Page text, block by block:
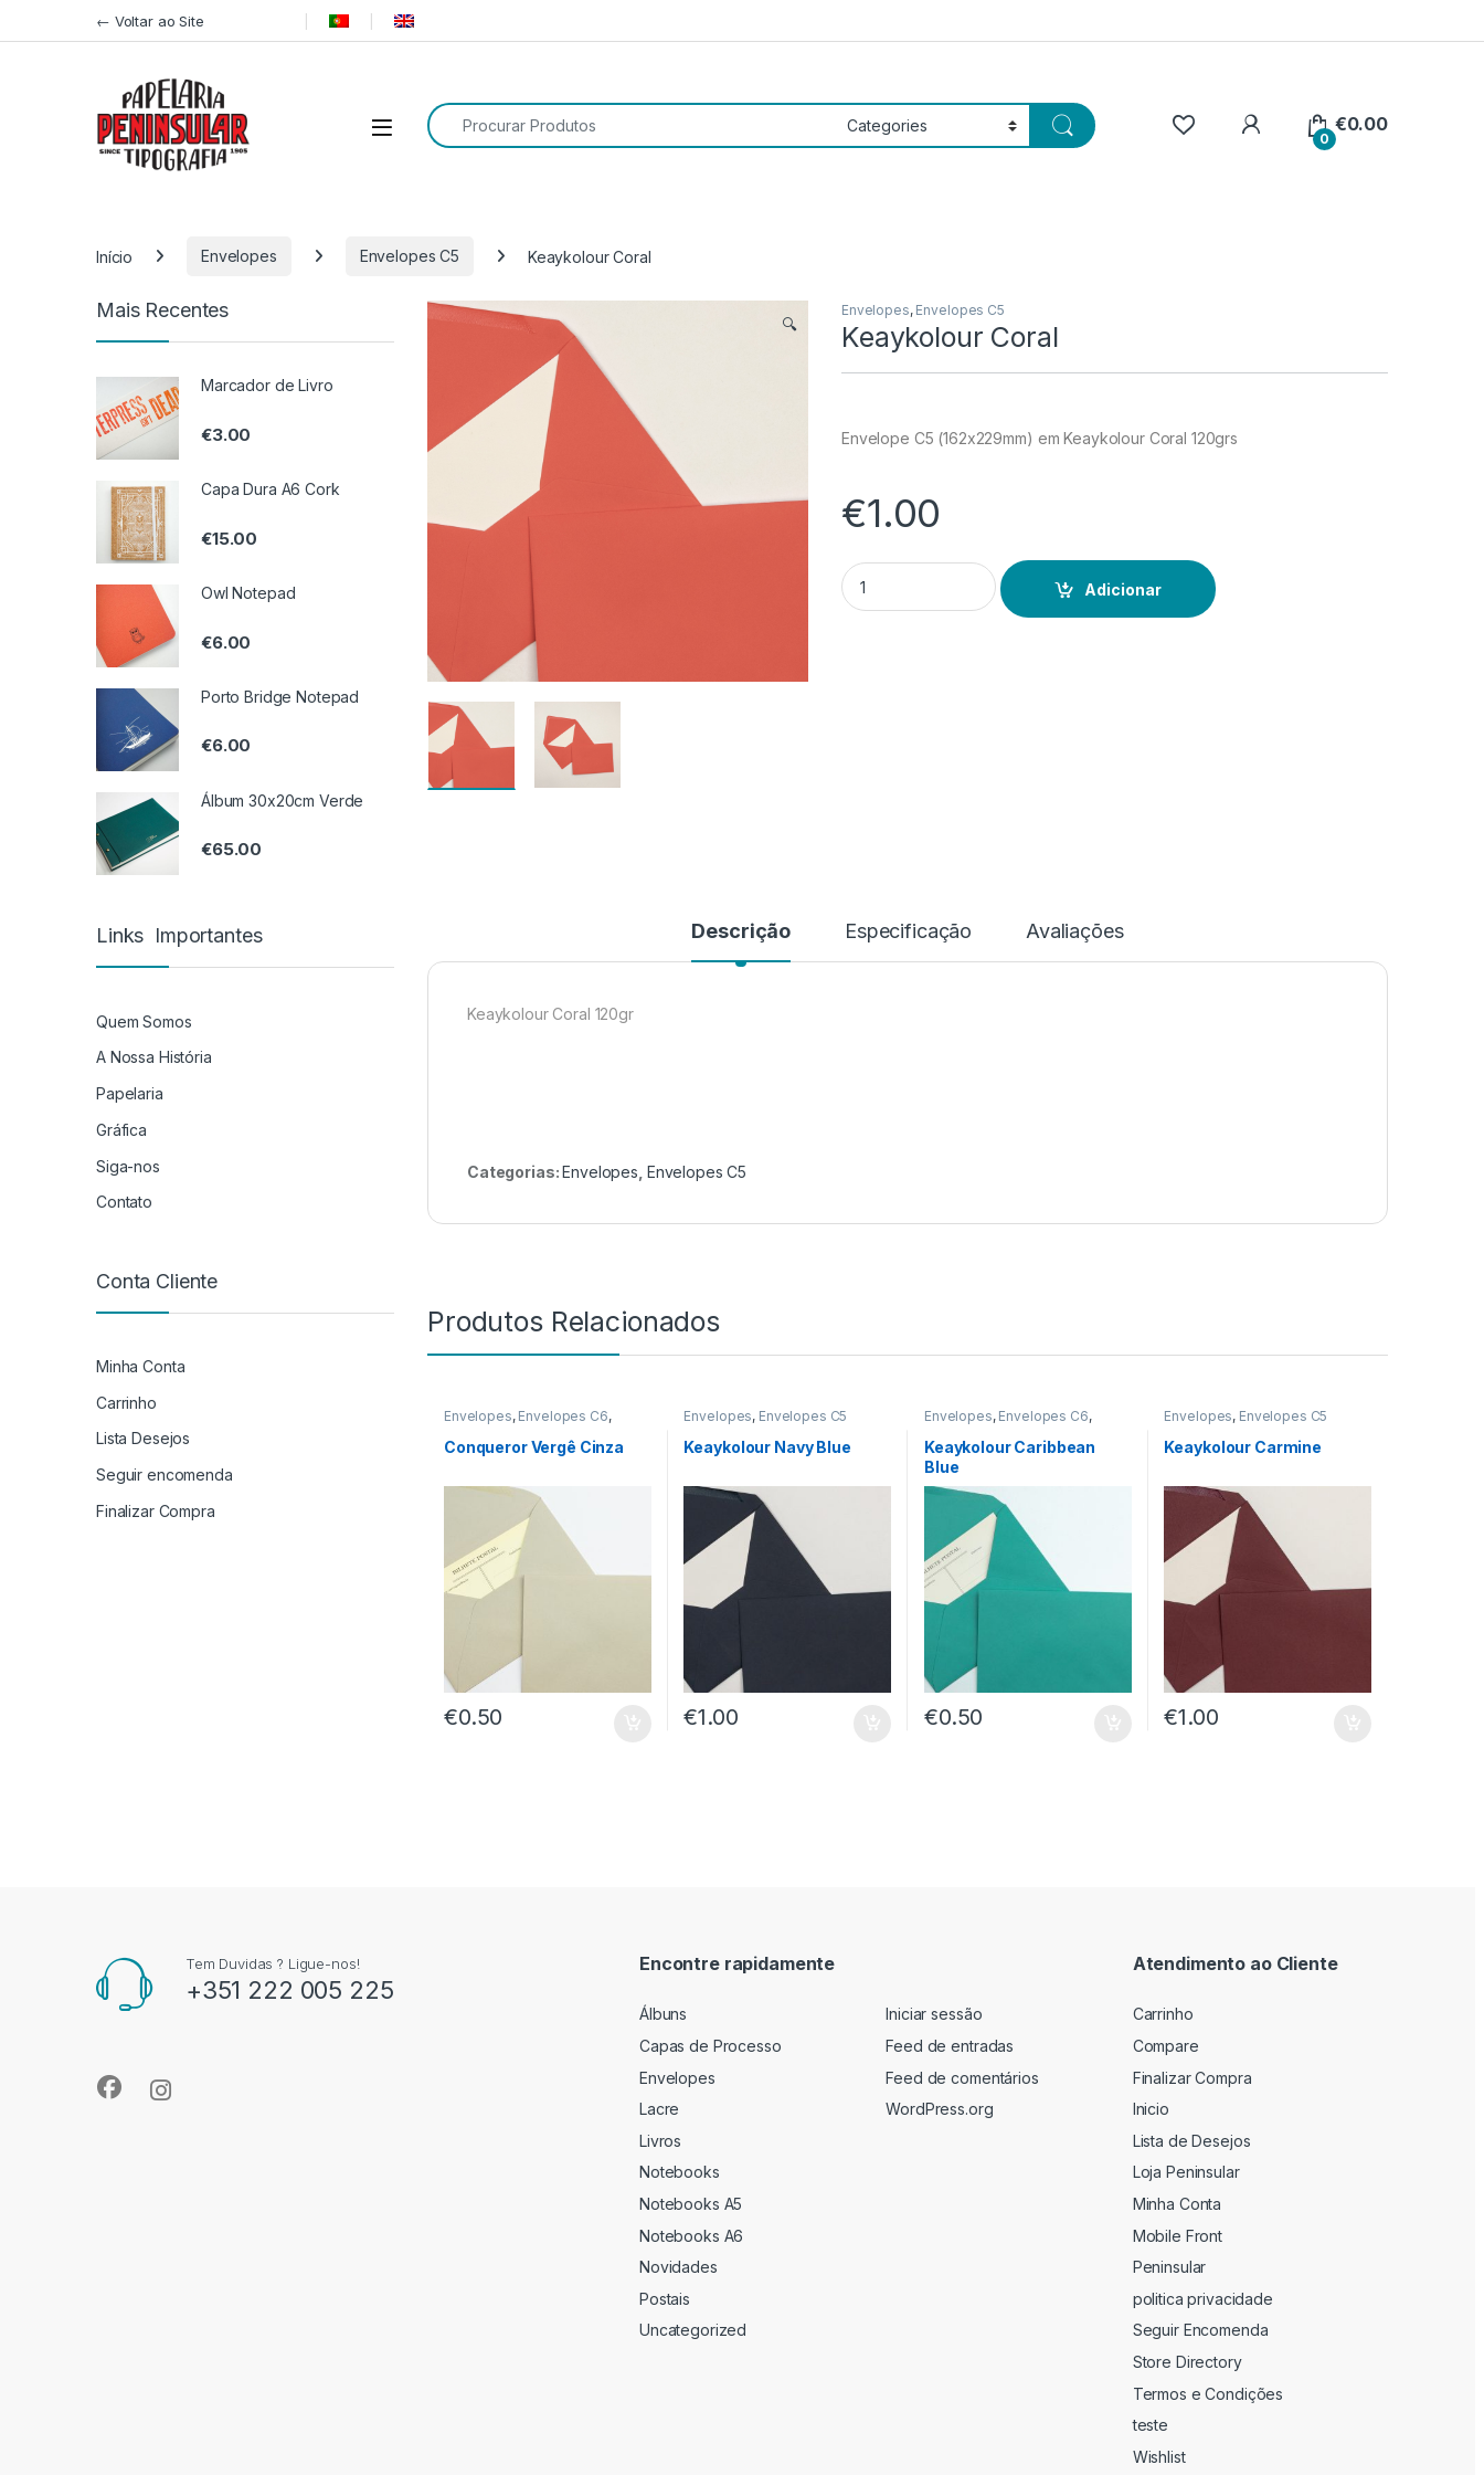
← Voltar ao Site
Procurar por:
0
€0.00
Início Envelopes Envelopes C5 Keaykolour Coral
🔍
Envelopes, Envelopes C5
Keaykolour Coral
Envelope C5 (162x229mm) em Keaykolour Coral 120grs
€1.00
Quantidade de Keaykolour Coral
Adicionar
Descrição Especificação Avaliações
Keaykolour Coral 120gr
Categorias:Envelopes Envelopes C5
Produtos Relacionados
Envelopes, Envelopes C6,
Envelopes sem Impressão
Conqueror Vergê Cinza
€0.50
Envelopes, Envelopes C5
Keaykolour Navy Blue
€1.00
Envelopes, Envelopes C6,
Envelopes sem Impressão
Keaykolour Caribbean
Blue
€0.50
Envelopes, Envelopes C5
Keaykolour Carmine
€1.00
Mais Recentes
Marcador de Livro
€3.00
Capa Dura A6 Cork
€15.00
Owl Notepad
€6.00
Porto Bridge Notepad
€6.00
Álbum 30x20cm Verde
€65.00
Links Importantes
Quem Somos
A Nossa História
Papelaria
Gráfica
Siga-nos
Contato
Conta Cliente
Minha Conta
Carrinho
Lista Desejos
Seguir encomenda
Finalizar Compra
Tem Duvidas ? Ligue-nos!
+351 222 005 225
Encontre rapidamente
Álbuns
Capas de Processo
Envelopes
Lacre
Livros
Notebooks
Notebooks A5
Notebooks A6
Novidades
Postais
Uncategorized
Iniciar sessão
Feed de entradas
Feed de comentários
WordPress.org
Atendimento ao Cliente
Carrinho
Compare
Finalizar Compra
Inicio
Lista de Desejos
Loja Peninsular
Minha Conta
Mobile Front
Peninsular
politica privacidade
Seguir Encomenda
Store Directory
Termos e Condições
teste
Wishlist